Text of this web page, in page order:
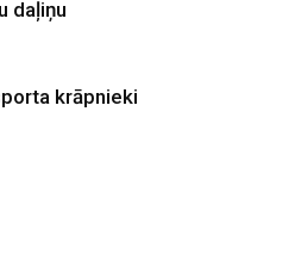
daļiņu
krāpnieki